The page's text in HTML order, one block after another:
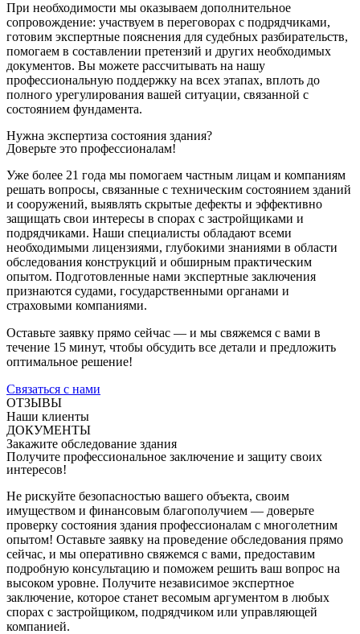
При необходимости мы оказываем дополнительное
сопровождение: участвуем в переговорах с подрядчиками,
готовим экспертные пояснения для судебных разбирательств,
помогаем в составлении претензий и других необходимых
документов. Вы можете рассчитывать на нашу
профессиональную поддержку на всех этапах, вплоть до
полного урегулирования вашей ситуации, связанной с
состоянием фундамента.
Нужна экспертиза состояния здания?
Доверьте это профессионалам!
Уже более 21 года мы помогаем частным лицам и компаниям
решать вопросы, связанные с техническим состоянием зданий
и сооружений, выявлять скрытые дефекты и эффективно
защищать свои интересы в спорах с застройщиками и
подрядчиками. Наши специалисты обладают всеми
необходимыми лицензиями, глубокими знаниями в области
обследования конструкций и обширным практическим
опытом. Подготовленные нами экспертные заключения
признаются судами, государственными органами и
страховыми компаниями.
Оставьте заявку прямо сейчас — и мы свяжемся с вами в
течение 15 минут, чтобы обсудить все детали и предложить
оптимальное решение!
Связаться с нами
ОТЗЫВЫ
Наши клиенты
ДОКУМЕНТЫ
Закажите обследование здания
Получите профессиональное заключение и защиту своих
интересов!
Не рискуйте безопасностью вашего объекта, своим
имуществом и финансовым благополучием — доверьте
проверку состояния здания профессионалам с многолетним
опытом! Оставьте заявку на проведение обследования прямо
сейчас, и мы оперативно свяжемся с вами, предоставим
подробную консультацию и поможем решить ваш вопрос на
высоком уровне. Получите независимое экспертное
заключение, которое станет весомым аргументом в любых
спорах с застройщиком, подрядчиком или управляющей
компанией.